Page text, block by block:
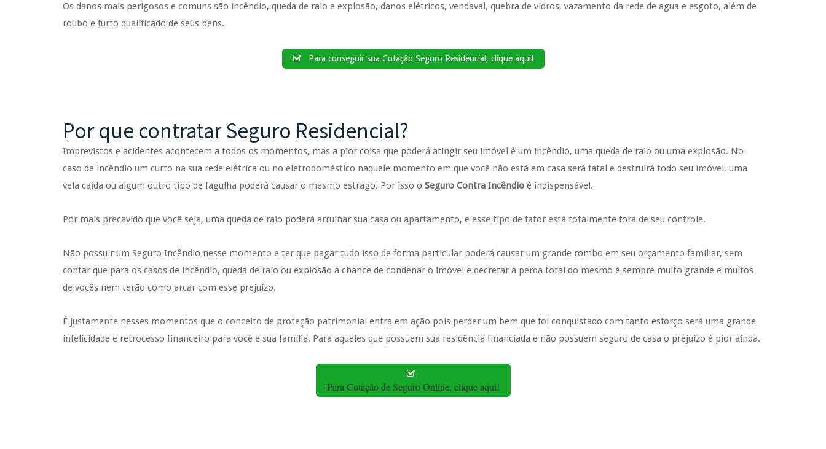
Os danos mais perigosos e comuns são incêndio, queda de raio e explosão, danos elétricos, vendaval, quebra de vidros, vazamento da rede de agua e esgoto, além de
roubo e furto qualificado de seus bens.
Para conseguir sua Cotação Seguro Residencial, clique aqui!
Por que contratar Seguro Residencial?
Imprevistos e acidentes acontecem a todos os momentos, mas a pior coisa que poderá atingir seu imóvel é um incêndio, uma queda de raio ou uma explosão. No
caso de incêndio um curto na sua rede elétrica ou no eletrodoméstico naquele momento em que você não está em casa será fatal e destruirá todo seu imóvel, uma
vela caída ou algum outro tipo de fagulha poderá causar o mesmo estrago. Por isso o Seguro Contra Incêndio é indispensável.
Por mais precavido que você seja, uma queda de raio poderá arruinar sua casa ou apartamento, e esse tipo de fator está totalmente fora de seu controle.
Não possuir um Seguro Incêndio nesse momento e ter que pagar tudo isso de forma particular poderá causar um grande rombo em seu orçamento familiar, sem
contar que para os casos de incêndio, queda de raio ou explosão a chance de condenar o imóvel e decretar a perda total do mesmo é sempre muito grande e muitos
de vocês nem terão como arcar com esse prejuízo.
É justamente nesses momentos que o conceito de proteção patrimonial entra em ação pois perder um bem que foi conquistado com tanto esforço será uma grande
infelicidade e retrocesso financeiro para você e sua família. Para aqueles que possuem sua residência financiada e não possuem seguro de casa o prejuízo é pior ainda.
Para Cotação de Seguro Online, clique aqui!